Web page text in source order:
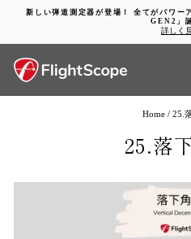
新しい弾道測定器が登場！ 全てがパワー
GEN2」
詳しく
Home / 25.
25.落